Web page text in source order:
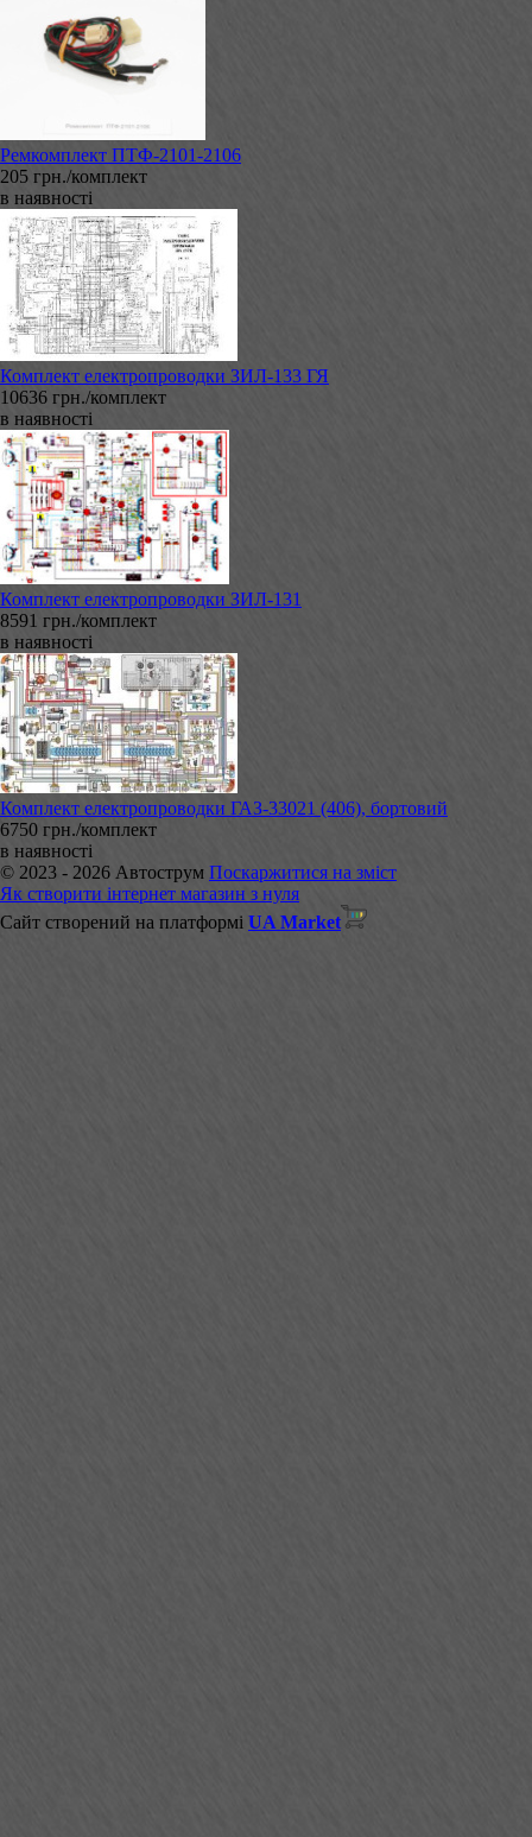
Ремкомплект ПТФ-2101-2106
205 грн./комплект
в наявності
Комплект електропроводки ЗИЛ-133 ГЯ
10636 грн./комплект
в наявності
Комплект електропроводки ЗИЛ-131
8591 грн./комплект
в наявності
Комплект електропроводки ГАЗ-33021 (406), бортовий
6750 грн./комплект
в наявності
© 2023 - 2026 Автострум Поскаржитися на зміст
Як створити інтернет магазин з нуля
Сайт створений на платформі UA Market